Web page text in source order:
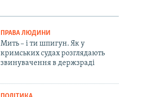
ПРАВА ЛЮДИНИ
Мить – і ти шпигун. Як у
кримських судах розглядають
звинувачення в держзраді